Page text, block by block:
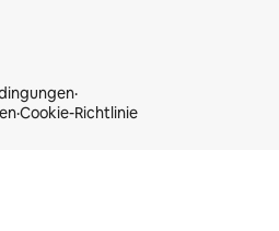
·
·Cookie-Richtlinie